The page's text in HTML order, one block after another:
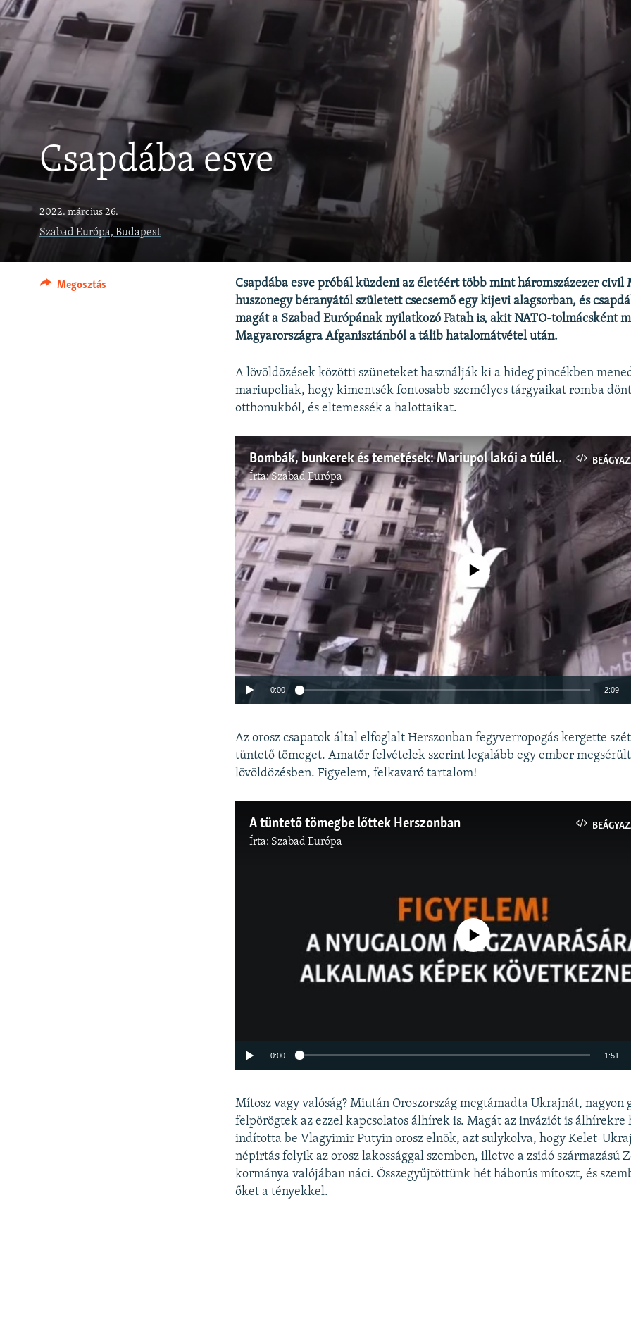
VILÁG
KLÍMAVÁLTOZÁS
A MÚLT TANULSÁGAI
Csapdába esve
2022. március 26.
Szabad Európa, Budapest
Megosztás
Csapdába esve próbál küzdeni az életéért több mint háromszázezer civil
huszonegy béranyától született csecsemő egy kijevi alagsorban, és
magát a Szabad Európának nyilatkozó Fatah is, akit NATO-tolmácsként
Magyarországra Afganisztánból a tálib hatalomátvétel után.
A lövöldözések közötti szüneteket használják ki a hideg pincékben
mariupoliak, hogy kimentsék fontosabb személyes tárgyaikat romba
otthonukból, és eltemessék a halottaikat.
Bombák, bunkerek és temetések: Mariupol lakói a túlélésért küzdenek
Írta:Szabad Európa
Jelenleg nincs elérhető tartalom
0:00 2:09
Az orosz csapatok által elfoglalt Herszonban fegyverropogás kergette
tüntető tömeget. Amatőr felvételek szerint legalább egy ember
lövöldözésben. Figyelem, felkavaró tartalom!
A tüntető tömegbe lőttek Herszonban
Írta: Szabad Európa
Auto 240p 360p 480p
Jelenleg nincs elérhető tartalom
0:00 1:51
Mítosz vagy valóság? Miután Oroszország megtámadta Ukrajnát, nagyon
felpörögtek az ezzel kapcsolatos álhírek is. Magát az inváziót is álhírekre
indította be Vlagyimir Putyin orosz elnök, azt sulykolva, hogy Kelet-
népirtás folyik az orosz lakossággal szemben, illetve a zsidó származású
kormánya valójában náci. Összegyűjtöttünk hét háborús mítoszt, és
őket a tényekkel.